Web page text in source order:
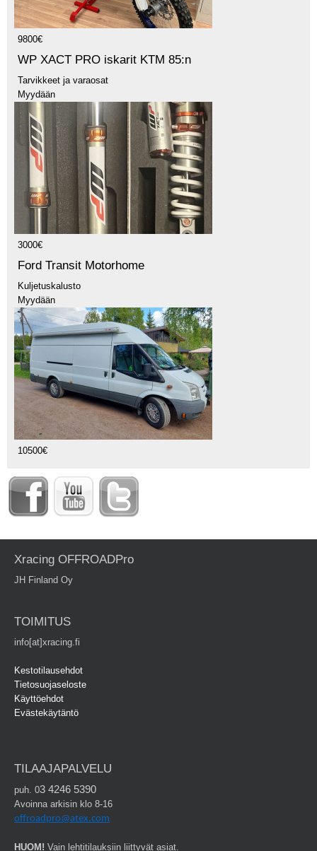
9800€
WP XACT PRO iskarit KTM 85:n
Tarvikkeet ja varaosat
Myydään
3000€
Ford Transit Motorhome
Kuljetuskalusto
Myydään
10500€
Xracing OFFROADPro
JH Finland Oy
TOIMITUS
info[at]xracing.fi
Kestotilausehdot
Tietosuojaseloste
Käyttöehdot
Evästekäytäntö
TILAAJAPALVELU
puh. 03 4246 5390
Avoinna arkisin klo 8-16
offroadpro@atex.com
HUOM! Vain lehtitilauksiin liittyvät asiat.